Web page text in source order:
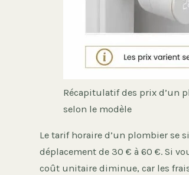
Récapitulatif des prix d’un
selon le modèle
Le tarif horaire d’un plombier se
déplacement de 30 € à 60 €. Si
coût unitaire diminue, car les